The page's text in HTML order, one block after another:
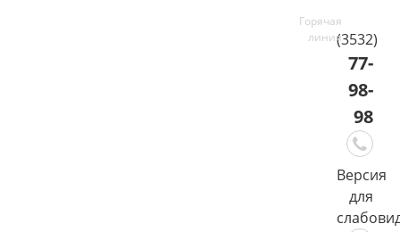
(3532)
77-
98-
98
Версия
для